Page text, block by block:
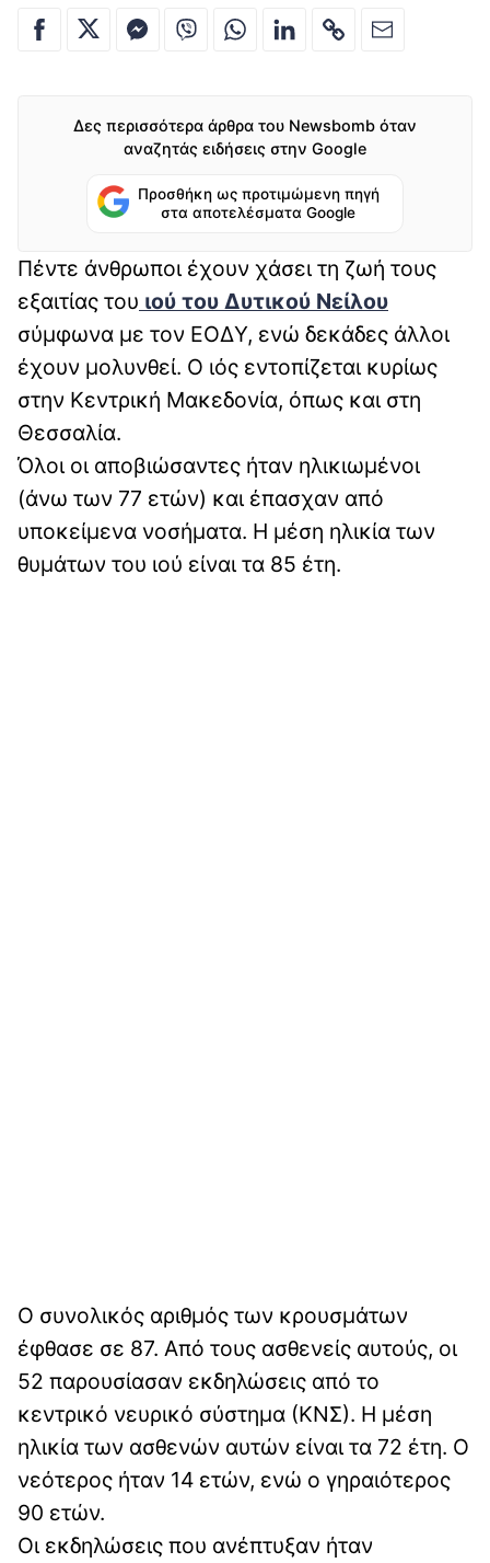
Δες περισσότερα άρθρα του Newsbomb όταν
αναζητάς ειδήσεις στην Google
Προσθήκη ως προτιμώμενη πηγή
στα αποτελέσματα Google
Πέντε άνθρωποι έχουν χάσει τη ζωή τους
εξαιτίας του ιού του Δυτικού Νείλου
σύμφωνα με τον ΕΟΔΥ, ενώ δεκάδες άλλοι
έχουν μολυνθεί. Ο ιός εντοπίζεται κυρίως
στην Κεντρική Μακεδονία, όπως και στη
Θεσσαλία.
Όλοι οι αποβιώσαντες ήταν ηλικιωμένοι
(άνω των 77 ετών) και έπασχαν από
υποκείμενα νοσήματα. Η μέση ηλικία των
θυμάτων του ιού είναι τα 85 έτη.
Ο συνολικός αριθμός των κρουσμάτων
έφθασε σε 87. Από τους ασθενείς αυτούς, οι
52 παρουσίασαν εκδηλώσεις από το
κεντρικό νευρικό σύστημα (ΚΝΣ). Η μέση
ηλικία των ασθενών αυτών είναι τα 72 έτη. Ο
νεότερος ήταν 14 ετών, ενώ ο γηραιότερος
90 ετών.
Οι εκδηλώσεις που ανέπτυξαν ήταν